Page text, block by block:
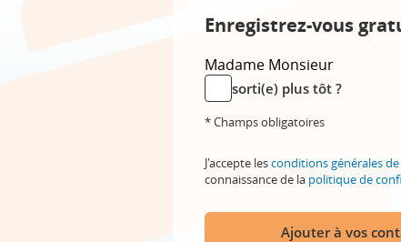
Enregistrez-vous
Madame Monsieur
sorti(e) plus tôt ?
* Champs obligatoires
J'accepte lesconditions générales
connaissance de la politique de
Ajouter à vos